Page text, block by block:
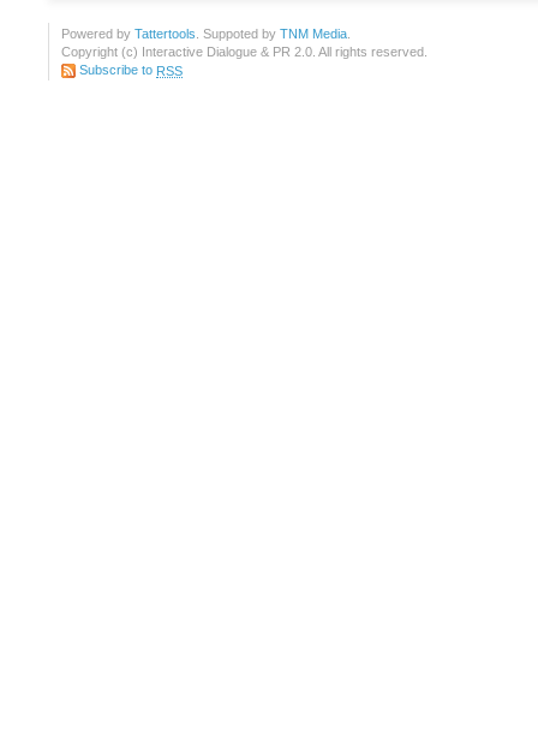
Powered by Tattertools . Suppoted by TNM Media
Copyright (c) Interactive Dialogue & PR 2.0. All rights reserved.
Subscribe to RSS